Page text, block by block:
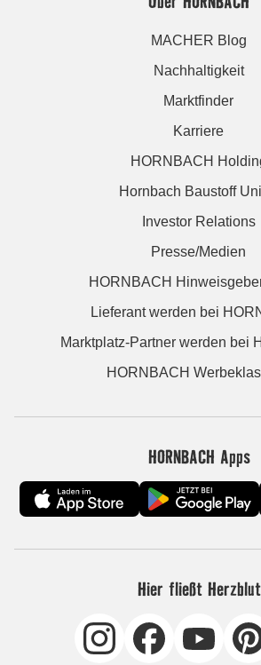
MACHER Blog
Nachhaltigkeit
Marktfinder
Karriere
HORNBACH
Hornbach Baustoff
Investor Relations
Presse/Medien
HORNBACH
Lieferant werden bei
Marktplatz-Partner werden bei
HORNBACH
HORNBACH Apps
Hier fließt Herzblut